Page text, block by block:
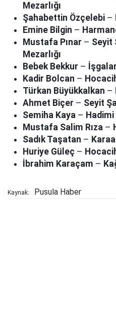
Mezarlığı
Şahabettin Özçelebi –
Emine Bilgin –
Mustafa Pınar – Seyit
Mezarlığı
Bebek Bekkur –
Kadir Bolcan –
Türkan Büyükkalkan –
Ahmet Biçer – Seyit
Semiha Kaya –
Mustafa Salim Rıza –
Sadık Taşatan –
Huriye Güleç –
İbrahim Karaçam –
Kaynak: Pusula Haber